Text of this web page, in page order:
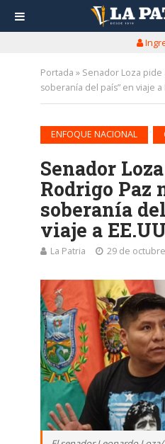
Portada » Senador Loza pide
soberanía del país” en viaje a
ENFOQUE NACIONAL
Senador
Rodrigo Paz
soberanía
viaje a
La Patria 29 de